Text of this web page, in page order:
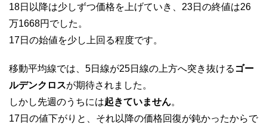
18日以降は少しずつ価格を上げていき、23日の終値は26
万1668円でした。
17日の始値を少し上回る程度です。
移動平均線では、5日線が25日線の上方へ突き抜ける ゴー
ルデンクロスが期待されました。
しかし先週のうちには起きていません。
17日の値下がりと、それ以降の価格回復が鈍かったからで